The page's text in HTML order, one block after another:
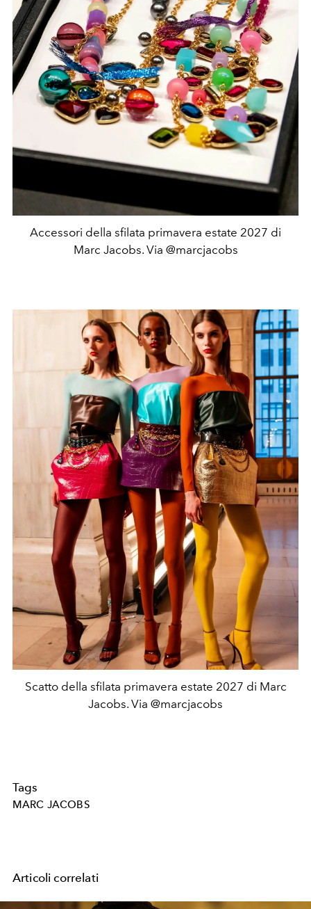
Accessori della sfilata primavera estate 2027 di
Marc Jacobs. Via @marcjacobs
Scatto della sfilata primavera estate 2027 di Marc
Jacobs. Via @marcjacobs
Tags
MARC JACOBS
Articoli correlati